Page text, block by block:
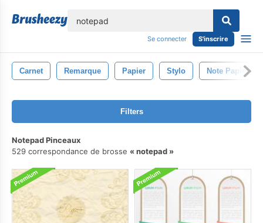
Se connecter S'inscrire
Carnet Remarque Papier Stylo Note Papier
Filters
Notepad Pinceaux
529 correspondance de brosse
notepad